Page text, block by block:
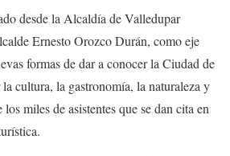
desde la Alcaldía de Valledupar
Ernesto Orozco Durán, como eje
formas de dar a conocer la Ciudad de
cultura, la gastronomía, la naturaleza y
miles de asistentes que se dan cita en